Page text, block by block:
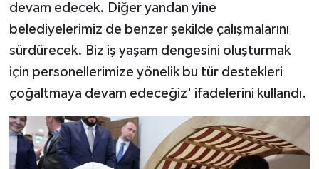
devam edecek. Diğer yandan yine
belediyelerimiz de benzer şekilde çalışmalarını
sürdürecek. Biz iş yaşam dengesini oluşturmak
için personellerimize yönelik bu tür destekleri
çoğaltmaya devam edeceğiz' ifadelerini kullandı.